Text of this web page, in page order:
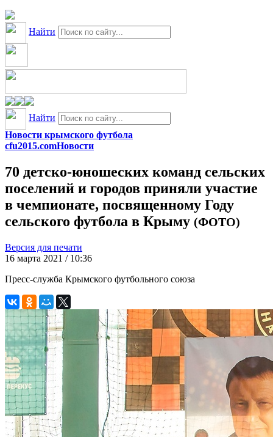
Найти
Найти
Новости крымского футбола
cfu2015.comНовости
70 детско-юношеских команд сельских
поселений и городов приняли участие
в чемпионате, посвященному Году
сельского футбола в Крыму (ФОТО)
Версия для печати
16 марта 2021 / 10:36
Пресс-служба Крымского футбольного союза